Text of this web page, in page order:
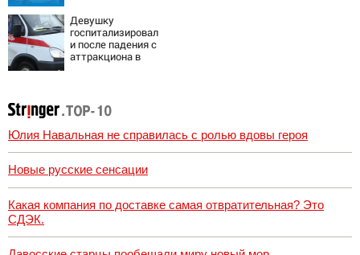
личная жизнь, как
относится к
России и Украине,
прогноз на
выборы
новости
Девушку
госпитализировал
и после падения с
аттракциона в
Юлия Навальная не справилась с ролью вдовы героя
Новые русские сенсации
Какая компания по доставке самая отвратительная? Это
СДЭК.